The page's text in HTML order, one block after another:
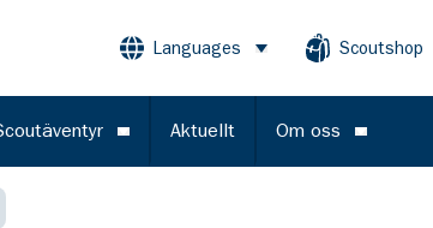
Languages Öppna menyScoutshop
Öppna meny
Aktuellt Om oss Öppna